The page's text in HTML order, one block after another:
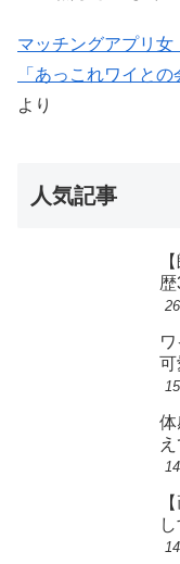
マッチングアプリ女
「あっこれワイと
より
人気記事